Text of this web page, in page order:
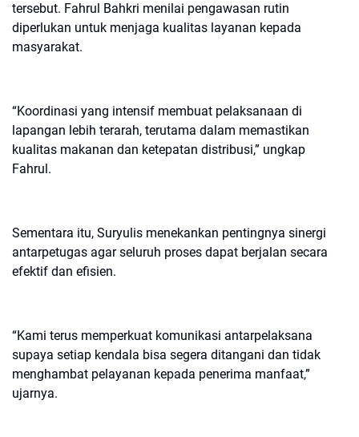
tersebut. Fahrul Bahkri menilai pengawasan rutin
diperlukan untuk menjaga kualitas layanan kepada
masyarakat.
“Koordinasi yang intensif membuat pelaksanaan di
lapangan lebih terarah, terutama dalam memastikan
kualitas makanan dan ketepatan distribusi,” ungkap
Fahrul.
Sementara itu, Suryulis menekankan pentingnya sinergi
antarpetugas agar seluruh proses dapat berjalan secara
efektif dan efisien.
“Kami terus memperkuat komunikasi antarpelaksana
supaya setiap kendala bisa segera ditangani dan tidak
menghambat pelayanan kepada penerima manfaat,”
ujarnya.